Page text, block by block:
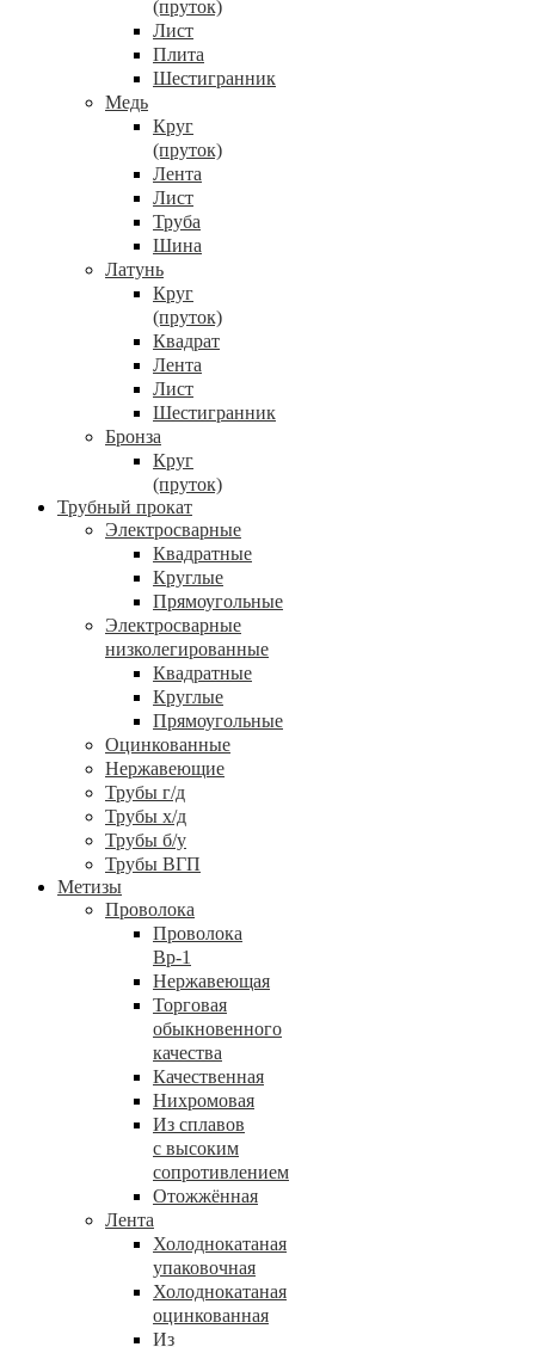
(пруток)
Лист
Плита
Шестигранник
Медь
Круг
(пруток)
Лента
Лист
Труба
Шина
Латунь
Круг
(пруток)
Квадрат
Лента
Лист
Шестигранник
Бронза
Круг
(пруток)
Трубный прокат
Электросварные
Квадратные
Круглые
Прямоугольные
Электросварные
низколегированные
Квадратные
Круглые
Прямоугольные
Оцинкованные
Нержавеющие
Трубы г/д
Трубы х/д
Трубы б/у
Трубы ВГП
Метизы
Проволока
Проволока
Вр-1
Нержавеющая
Торговая
обыкновенного
качества
Качественная
Нихромовая
Из сплавов
с высоким
сопротивлением
Отожжённая
Лента
Холоднокатаная
упаковочная
Холоднокатаная
оцинкованная
Из